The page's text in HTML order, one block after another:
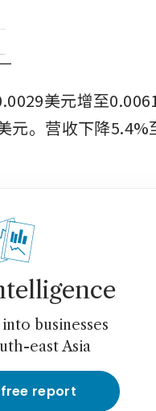
美元增至
元。营收下降5.4%
businesses
east Asia
report